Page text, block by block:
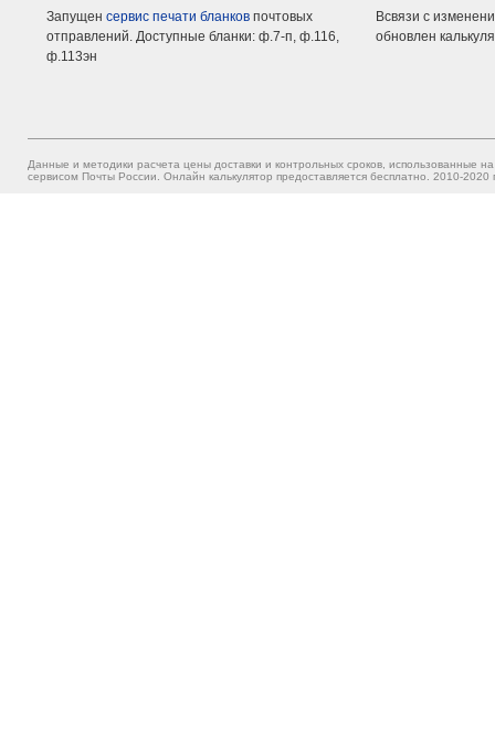
Запущен сервис печати бланков почтовых
отправлений. Доступные бланки: ф.7-п, ф.116,
ф.113эн
Всвязи с
обновлен
Данные и методики расчета цены доставки и контрольных сроков, использованные
сервисом Почты России. Онлайн калькулятор предоставляется бесплатно. 2010-2020